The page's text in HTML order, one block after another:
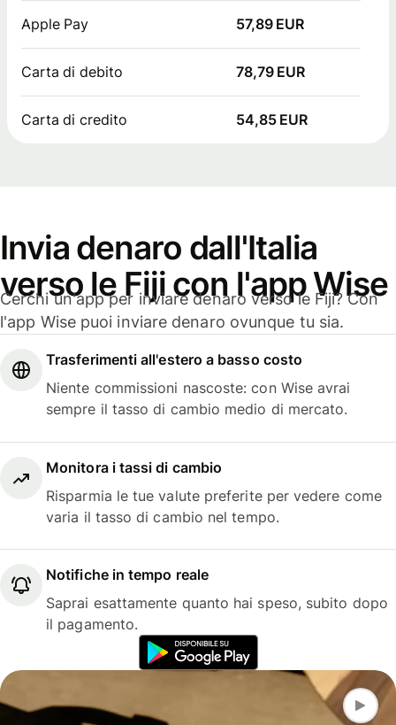
Apple Pay 57,89 EUR
Carta di debito 78,79 EUR
Carta di credito 54,85 EUR
Invia denaro dall'Italia
verso le Fiji con l'app Wise
Cerchi un'app per inviare denaro verso le Fiji? Con
l'app Wise puoi inviare denaro ovunque tu sia.
Trasferimenti all'estero a basso costo
Niente commissioni nascoste: con Wise avrai
sempre il tasso di cambio medio di mercato.
Monitora i tassi di cambio
Risparmia le tue valute preferite per vedere come
varia il tasso di cambio nel tempo.
Notifiche in tempo reale
Saprai esattamente quanto hai speso, subito dopo
il pagamento.